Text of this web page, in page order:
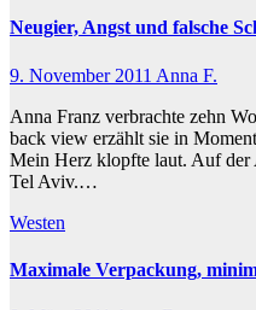
Neugier, Angst und falsche
9. November 2011 Anna F.
Anna Franz verbrachte zehn
back view erzählt sie in
Mein Herz klopfte laut. Auf
Tel Aviv.…
Westen
Maximale Verpackung,